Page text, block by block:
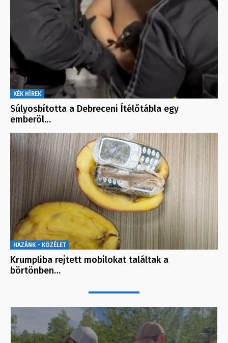
KÉK HÍREK
Súlyosbította a Debreceni Ítélőtábla egy
emberöl…
HAZÁNK - KÖZÉLET
Krumpliba rejtett mobilokat találtak a
börtönben…